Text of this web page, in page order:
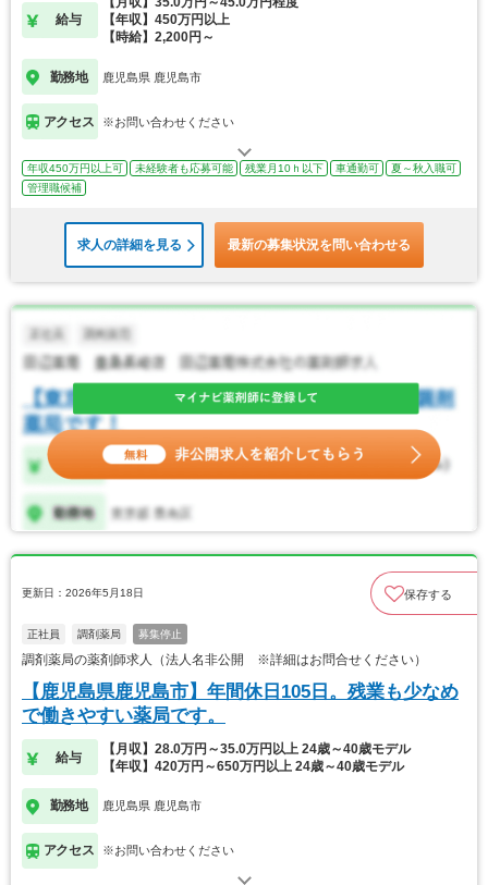
給与
【年収】450万円以上
【時給】2,200円～
勤務地 鹿児島県 鹿児島市
アクセス ※お問い合わせください
年収450万円以上可 未経験者も応募可能 残業月10ｈ以下 車通勤可
夏～秋入職可
管理職候補
求人の詳細を見る 最新の募集状況を問い合わせる
更新日：2026年5月18日 保存する
正社員 調剤薬局 募集停止
調剤薬局の薬剤師求人（法人名非公開 ※詳細はお問合せください）
【鹿児島県鹿児島市】年間休日105日。残業も少なめ
で働きやすい薬局です。
給与
【月収】28.0万円～35.0万円以上 24歳～40歳モデル
【年収】420万円～650万円以上 24歳～40歳モデル
勤務地 鹿児島県 鹿児島市
アクセス ※お問い合わせください